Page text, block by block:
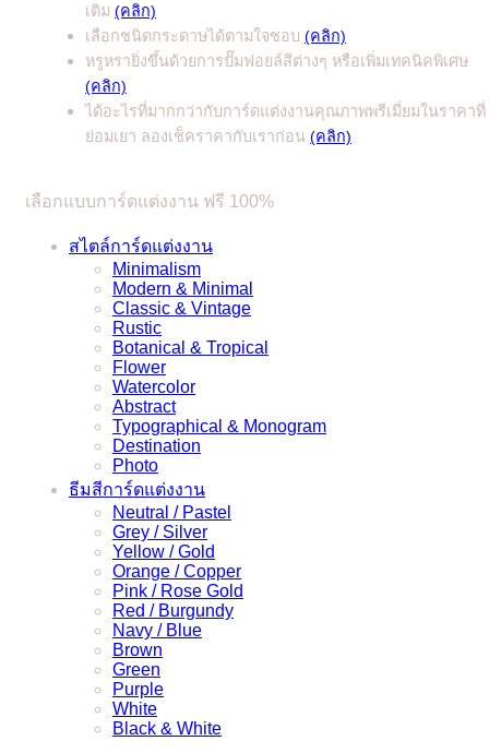
เติม (คลิก)
เลือกชนิดกระดาษได้ตามใจชอบ (คลิก)
หรูหรายิ่งขึ้นด้วยการปั๊มฟอยล์สีต่างๆ หรือเพิ่มเทคนิคพิเศษ
(คลิก)
ได้อะไรที่มากกว่ากับการ์ดแต่งงานคุณภาพพรีเมี่ยมในราคาที่
ย่อมเยา ลองเช็คราคากับเราก่อน (คลิก)
เลือกแบบการ์ดแต่งงาน ฟรี 100%
สไตล์การ์ดแต่งงาน
Minimalism
Modern & Minimal
Classic & Vintage
Rustic
Botanical & Tropical
Flower
Watercolor
Abstract
Typographical & Monogram
Destination
Photo
ธีมสีการ์ดแต่งงาน
Neutral / Pastel
Grey / Silver
Yellow / Gold
Orange / Copper
Pink / Rose Gold
Red / Burgundy
Navy / Blue
Brown
Green
Purple
White
Black & White